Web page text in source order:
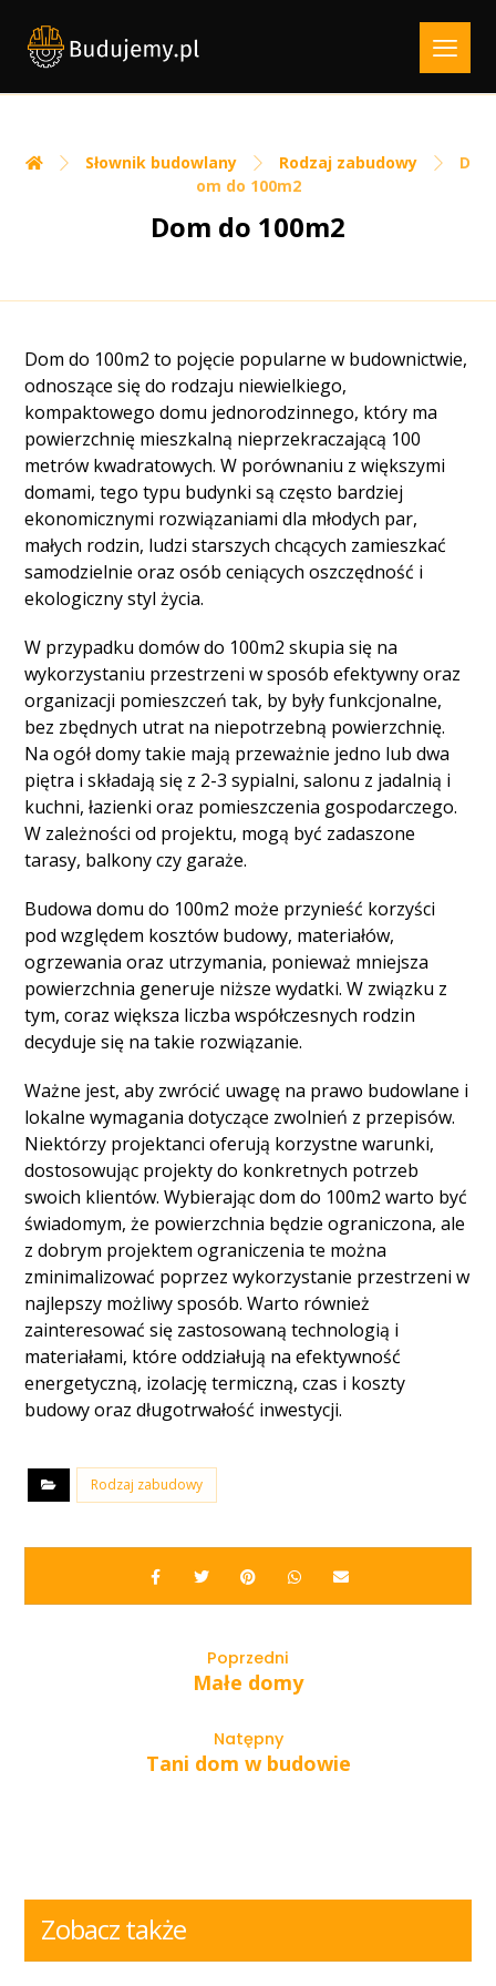
Słownik budowlany Rodzaj zabudowy
D
om do 100m2
Dom do 100m2
Dom do 100m2 to pojęcie popularne w budownictwie,
odnoszące się do rodzaju niewielkiego,
kompaktowego domu jednorodzinnego, który ma
powierzchnię mieszkalną nieprzekraczającą 100
metrów kwadratowych. W porównaniu z większymi
domami, tego typu budynki są często bardziej
ekonomicznymi rozwiązaniami dla młodych par,
małych rodzin, ludzi starszych chcących zamieszkać
samodzielnie oraz osób ceniących oszczędność i
ekologiczny styl życia.
W przypadku domów do 100m2 skupia się na
wykorzystaniu przestrzeni w sposób efektywny oraz
organizacji pomieszczeń tak, by były funkcjonalne,
bez zbędnych utrat na niepotrzebną powierzchnię.
Na ogół domy takie mają przeważnie jedno lub dwa
piętra i składają się z 2-3 sypialni, salonu z jadalnią i
kuchni, łazienki oraz pomieszczenia gospodarczego.
W zależności od projektu, mogą być zadaszone
tarasy, balkony czy garaże.
Budowa domu do 100m2 może przynieść korzyści
pod względem kosztów budowy, materiałów,
ogrzewania oraz utrzymania, ponieważ mniejsza
powierzchnia generuje niższe wydatki. W związku z
tym, coraz większa liczba współczesnych rodzin
decyduje się na takie rozwiązanie.
Ważne jest, aby zwrócić uwagę na prawo budowlane i
lokalne wymagania dotyczące zwolnień z przepisów.
Niektórzy projektanci oferują korzystne warunki,
dostosowując projekty do konkretnych potrzeb
swoich klientów. Wybierając dom do 100m2 warto być
świadomym, że powierzchnia będzie ograniczona, ale
z dobrym projektem ograniczenia te można
zminimalizować poprzez wykorzystanie przestrzeni w
najlepszy możliwy sposób. Warto również
zainteresować się zastosowaną technologią i
materiałami, które oddziałują na efektywność
energetyczną, izolację termiczną, czas i koszty
budowy oraz długotrwałość inwestycji.
Rodzaj zabudowy
Poprzedni
Małe domy
Natępny
Tani dom w budowie
Zobacz także